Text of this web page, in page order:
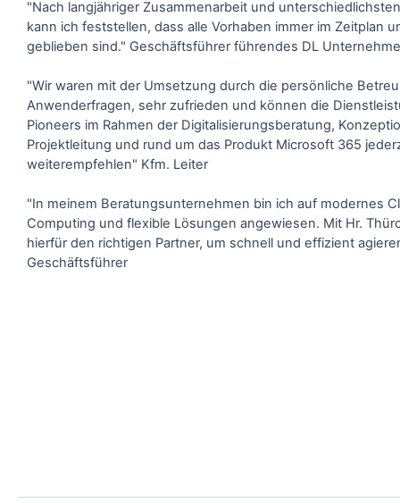
"Nach langjähriger Zusammenarbeit und
kann ich feststellen, dass alle Vorhaben immer im Zeitplan
geblieben sind." Geschäftsführer führendes DL
"Wir waren mit der Umsetzung durch die persönliche
Anwenderfragen, sehr zufrieden und können die
Pioneers im Rahmen der Digitalisierungsberatung,
Projektleitung und rund um das Produkt Microsoft 365
weiterempfehlen" Kfm. Leiter
"In meinem Beratungsunternehmen bin ich auf modernes
Computing und flexible Lösungen angewiesen. Mit Hr.
hierfür den richtigen Partner, um schnell und effizient
Geschäftsführer